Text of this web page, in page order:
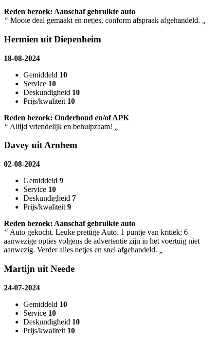
Reden bezoek: Aanschaf gebruikte auto
“ Mooie deal gemaakt en netjes, conform afspraak afgehandeld.
Hermien uit Diepenheim
18-08-2024
Gemiddeld 10
Service 10
Deskundigheid 10
Prijs/kwaliteit 10
Reden bezoek: Onderhoud en/of APK
“ Altijd vriendelijk en behulpzaam!
Davey uit Arnhem
02-08-2024
Gemiddeld 9
Service 10
Deskundigheid 7
Prijs/kwaliteit 9
Reden bezoek: Aanschaf gebruikte auto
“ Auto gekocht. Leuke prettige Auto. 1 puntje van kritiek; 6
aanwezige opties volgens de advertentie zijn in het voertuig niet
aanwezig. Verder alles netjes en snel afgehandeld.
Martijn uit Neede
24-07-2024
Gemiddeld 10
Service 10
Deskundigheid 10
Prijs/kwaliteit 10